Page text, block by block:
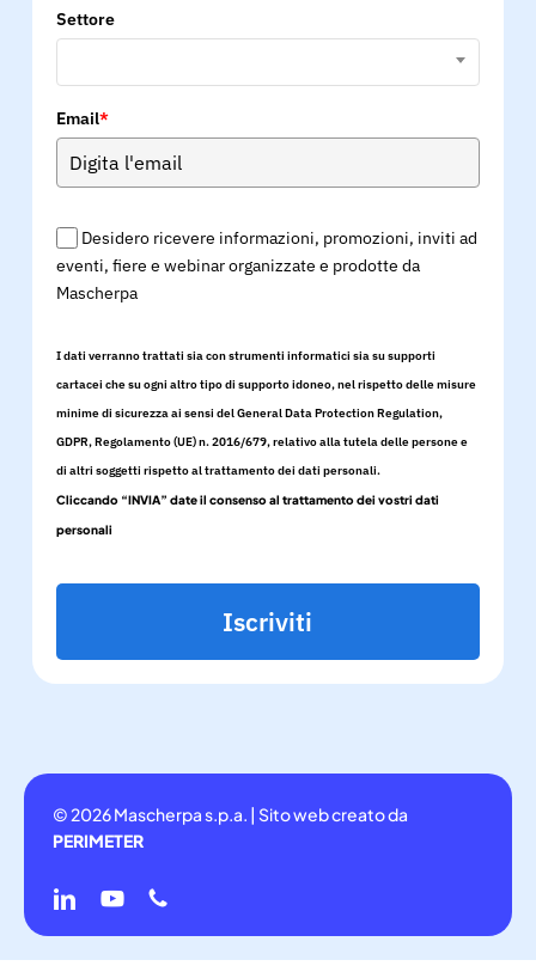
Settore
Email*
Desidero ricevere informazioni, promozioni, inviti ad
eventi, fiere e webinar organizzate e prodotte da
Mascherpa
I dati verranno trattati sia con strumenti informatici sia su supporti
cartacei che su ogni altro tipo di supporto idoneo, nel rispetto delle misure
minime di sicurezza ai sensi del General Data Protection Regulation,
GDPR, Regolamento (UE) n. 2016/679, relativo alla tutela delle persone e
di altri soggetti rispetto al trattamento dei dati personali.
Cliccando “INVIA” date il consenso al trattamento dei vostri dati
personali
Iscriviti
© 2026 Mascherpa s.p.a. | Sito web creato da
PERIMETER
linkedinyoutubephone